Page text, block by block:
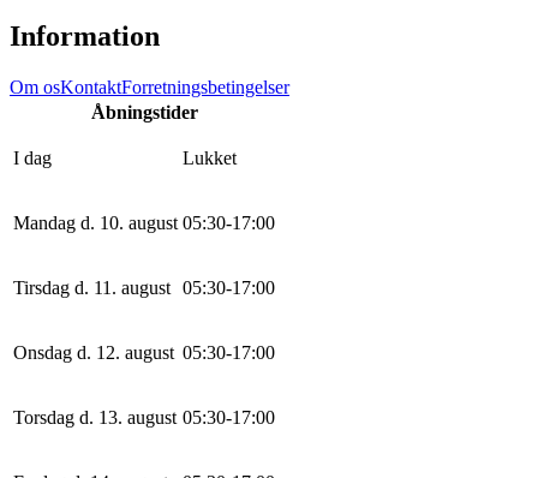
Information
Om osKontaktForretningsbetingelser
Åbningstider
I dag Lukket
Mandag d. 10. august 05:30-17:00
Tirsdag d. 11. august 05:30-17:00
Onsdag d. 12. august 05:30-17:00
Torsdag d. 13. august 05:30-17:00